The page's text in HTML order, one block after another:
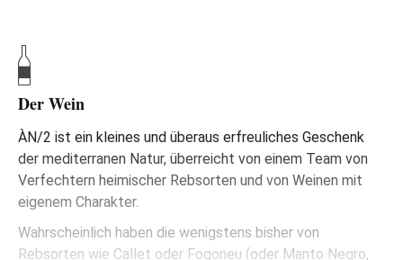
Der Wein
ÀN/2 ist ein kleines und überaus erfreuliches Geschenk
der mediterranen Natur, überreicht von einem Team von
Verfechtern heimischer Rebsorten und von Weinen mit
eigenem Charakter.
Wahrscheinlich haben die wenigstens bisher von
Rebsorten wie Callet oder Fogoneu (oder Manto Negro,